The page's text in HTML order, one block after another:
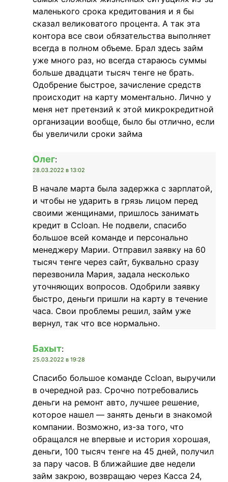
маленького срока кредитования и я бы
сказал великоватого процента. А так эта
контора все свои обязательства выполняет
всегда в полном объеме. Брал здесь займ
уже много раз, но всегда стараюсь суммы
больше двадцати тысяч тенге не брать.
Одобрение быстрое, зачисление средств
происходит на карту моментально. Лично у
меня нет претензий к этой микрокредитной
организации вообще, было бы отлично, если
бы увеличили сроки займа
Олег:
28.03.2022 в 13:02
В начале марта была задержка с зарплатой,
и чтобы не ударить в грязь лицом перед
своими женщинами, пришлось занимать
кредит в Ccloan. Не подвели, спасибо
большое всей команде и персонально
менеджеру Марии. Отправил заявку на 60
тысяч тенге через сайт, буквально сразу
перезвонила Мария, задала несколько
уточняющих вопросов. Одобрили заявку
быстро, деньги пришли на карту в течение
часа. Свои проблемы решил, займ уже
вернул, так что все нормально.
Бахыт:
25.03.2022 в 19:28
Спасибо большое команде Ccloan, выручили
в очередной раз. Срочно потребовались
деньги на ремонт авто, лучшее решение,
которое нашел — занять деньги в знакомой
компании. Возможно, из-за того, что
обращался не впервые и история хорошая,
деньги, 100 тысяч тенге на 45 дней, получил
за пару часов. В ближайшие две недели
займ закрою, возвращаю через Касса 24,